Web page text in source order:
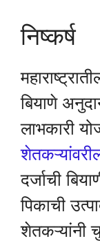
निष्कर्ष
बियाणे
लाभकारी
दर्जाची
पिकाची
शेतकऱ्यांनी